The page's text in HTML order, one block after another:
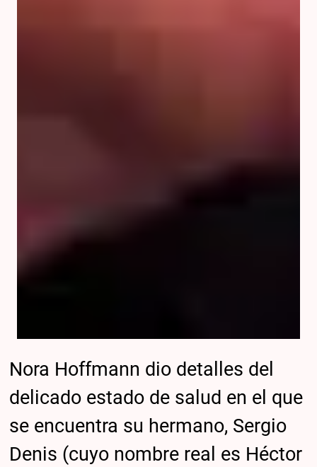
Nora Hoffmann dio detalles del
delicado estado de salud en el que
se encuentra su hermano, Sergio
Denis (cuyo nombre real es Héctor